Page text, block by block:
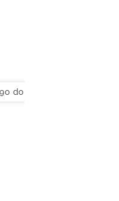
do 120x220cm)